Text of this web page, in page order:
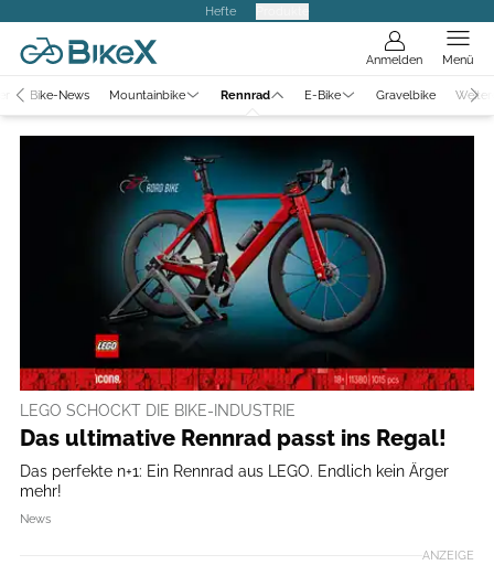
Hefte
Anmelden Menü
Bike-News Mountainbike Rennrad E-Bike Gravelbike
LEGO SCHOCKT DIE BIKE-INDUSTRIE
Das ultimative Rennrad passt ins Regal!
Das perfekte n+1: Ein Rennrad aus LEGO. Endlich kein Ärger
mehr!
News
ANZEIGE